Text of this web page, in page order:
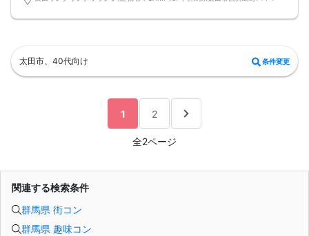
前回参加の男性一部紹介！
県内最大数8対8！トークタイム中の連絡先交換自由
①＼群馬最大級の男女8対8／
多すぎず少なすぎず、参加者様が求める理想の人数を作り上げました！
気の合う方がいたら直接連絡先交換してもOK！
1対1の着席型トークタイム♪
プロフィールシートを全員の異性の方と交換して1対1でお話をしていただきま
トークタイムは、5分～10分（人数で時間変動あり）です！
あまり硬くならず、いつもの自分でゆっくりトークを楽しんでください♪
お仕事の話、趣味の話などでお互いの共通点などをみつけてみてはいかがでしょ
太田市、40代向け 条件変更
1 2
全2ページ
関連する検索条件
群馬県 街コン
群馬県 趣味コン